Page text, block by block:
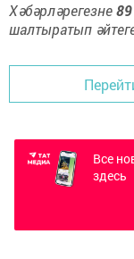
Хәбәрләрегезне
шалтыратып
Все
здесь